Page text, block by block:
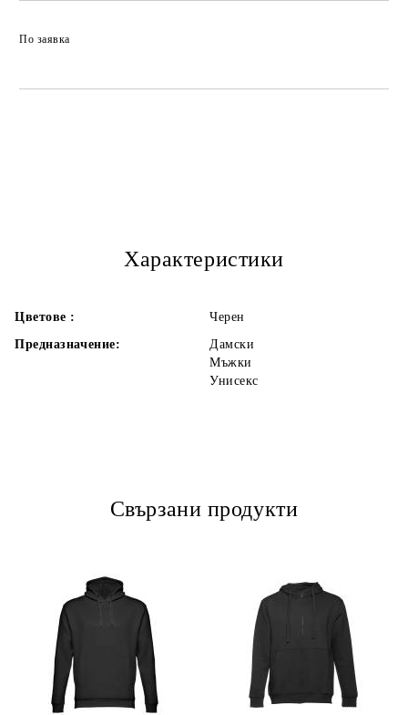
По заявка
Характеристики
Цветове :
Черен
Предназначение:
Дамски
Мъжки
Унисекс
Свързани продукти